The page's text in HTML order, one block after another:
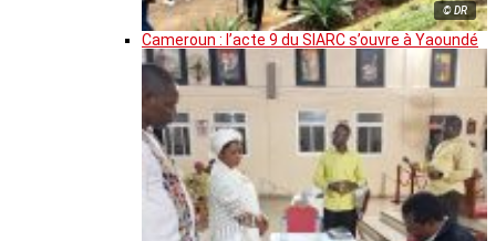
© DR
Cameroun : l’acte 9 du SIARC s’ouvre à Yaoundé